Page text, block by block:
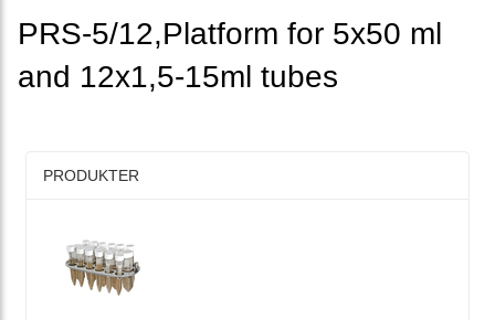
PRS-5/12,Platform for 5x50 ml
and 12x1,5-15ml tubes
PRODUKTER